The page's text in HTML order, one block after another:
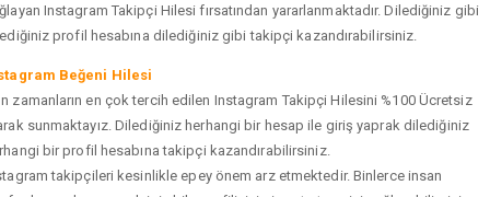
Instagram Takipçi Hilesi fırsatından yararlanmaktadır. Dilediğiniz gibi
profil hesabına dilediğiniz gibi takipçi kazandırabilirsiniz.
Beğeni Hilesi
zamanların en çok tercih edilen Instagram Takipçi Hilesini %100 Ücretsiz
sunmaktayız. Dilediğiniz herhangi bir hesap ile giriş yaprak dilediğiniz
bir profil hesabına takipçi kazandırabilirsiniz.
takipçileri kesinlikle epey önem arz etmektedir. Binlerce insan